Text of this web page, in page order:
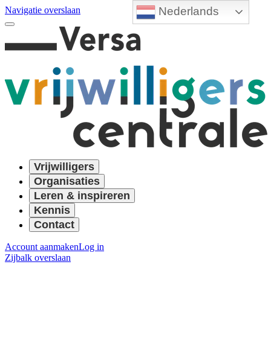
Nederlands
Navigatie overslaan
Vrijwilligers
Organisaties
Leren & inspireren
Kennis
Contact
Account aanmakenLog in
Zijbalk overslaan